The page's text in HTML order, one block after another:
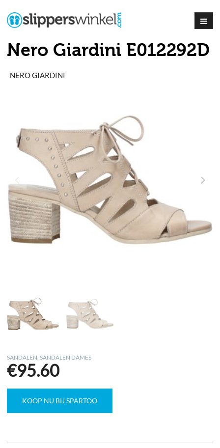
Nero Giardini E012292D
NERO GIARDINI
SANDALEN ,SANDALEN DAMES
€95.60
KOOP NU BIJ SPARTOO